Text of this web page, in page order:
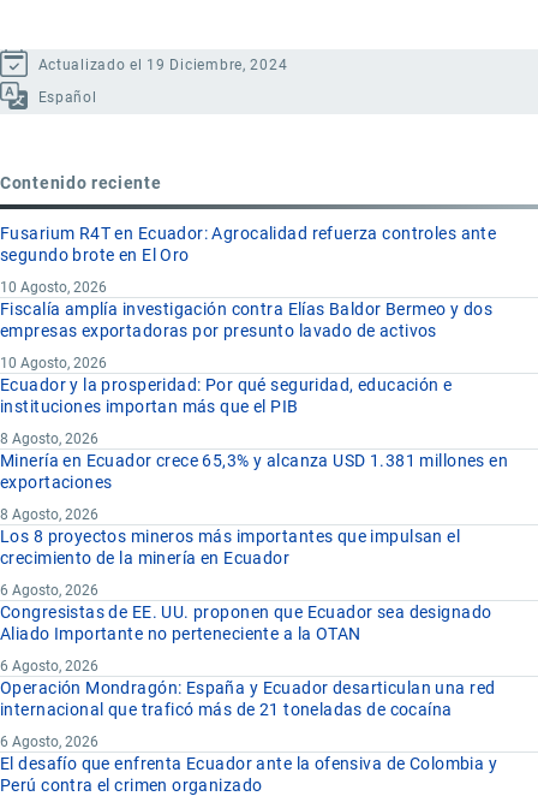
Actualizado el 19 Diciembre, 2024
Español
Contenido reciente
Fusarium R4T en Ecuador: Agrocalidad refuerza controles ante
segundo brote en El Oro
10 Agosto, 2026
Fiscalía amplía investigación contra Elías Baldor Bermeo y dos
empresas exportadoras por presunto lavado de activos
10 Agosto, 2026
Ecuador y la prosperidad: Por qué seguridad, educación e
instituciones importan más que el PIB
8 Agosto, 2026
Minería en Ecuador crece 65,3% y alcanza USD 1.381 millones en
exportaciones
8 Agosto, 2026
Los 8 proyectos mineros más importantes que impulsan el
crecimiento de la minería en Ecuador
6 Agosto, 2026
Congresistas de EE. UU. proponen que Ecuador sea designado
Aliado Importante no perteneciente a la OTAN
6 Agosto, 2026
Operación Mondragón: España y Ecuador desarticulan una red
internacional que traficó más de 21 toneladas de cocaína
6 Agosto, 2026
El desafío que enfrenta Ecuador ante la ofensiva de Colombia y
Perú contra el crimen organizado